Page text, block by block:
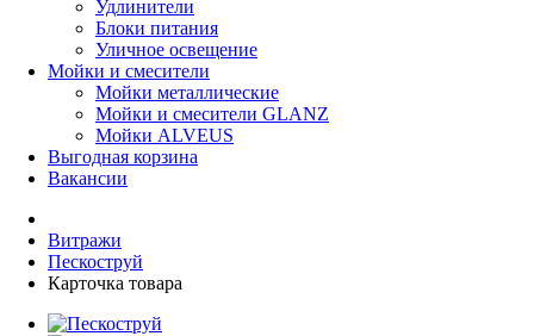
Удлинители
Блоки питания
Уличное освещение
Мойки и смесители
Мойки металлические
Мойки и смесители GLANZ
Мойки ALVEUS
Выгодная корзина
Вакансии
Витражи
Пескоструй
Карточка товара